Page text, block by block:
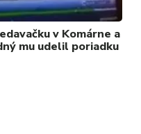
v Komárne a
mu udelil poriadku